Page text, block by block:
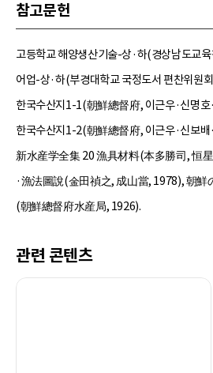
참고문헌
고등학교 해양생산기술-상·하(경상남도교
어업-상·하(부경대학교 국정도서 편찬위원
한국수산지1-1(朝鮮總督府, 이근우·신명호
한국수산지1-2(朝鮮總督府, 이근우·신보배
新水産学全集 20 漁具材料(本多勝司, 恒
·漁法圖說(金田禎之, 成山當, 1978), 朝鮮
(朝鮮總督府水産局, 1926).
관련 콘텐츠